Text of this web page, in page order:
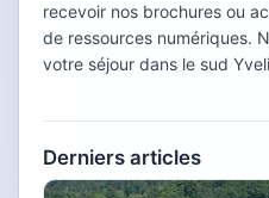
recevoir nos brochures ou
de ressources numériques.
votre séjour dans le sud
Derniers articles